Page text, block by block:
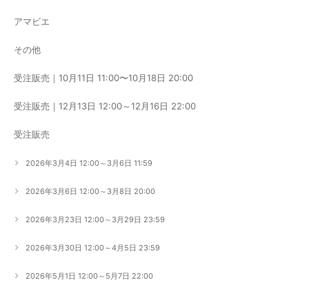
アマビエ
その他
受注販売｜10月11日 11:00〜10月18日 20:00
受注販売｜12月13日 12:00～12月16日 22:00
受注販売
2026年3月4日 12:00～3月6日 11:59
2026年3月6日 12:00～3月8日 20:00
2026年3月23日 12:00～3月29日 23:59
2026年3月30日 12:00～4月5日 23:59
2026年5月1日 12:00～5月7日 22:00